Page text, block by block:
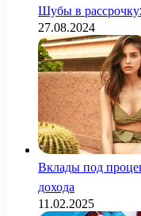
Шубы в
27.08.2024
Вклады под
дохода
11.02.2025